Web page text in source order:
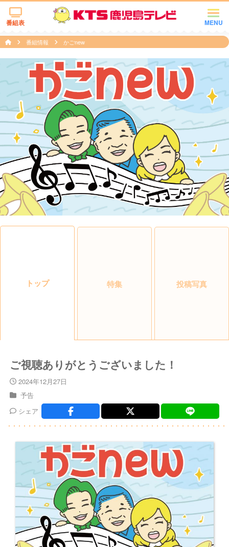
MENU
番組表
番組情報 かごnew
トップ 特集 投稿写真
ご視聴ありがとうございました！
2024年12月27日
予告
シェア